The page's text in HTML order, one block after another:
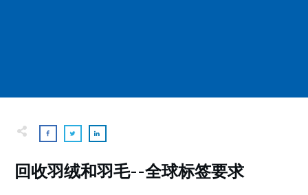
回收羽绒和羽毛--全球标签要求